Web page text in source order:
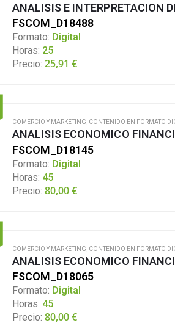
ANALISIS E INTERPRETACION
FSCOM_D18488
Formato: Digital
Horas: 25
Precio: 25,91€
COMERCIO Y MARKETING CONTENIDO EN FORMATO
ANALISIS ECONOMICO
FSCOM_D18145
Formato: Digital
Horas: 45
Precio: 80,00€
COMERCIO Y MARKETING CONTENIDO EN FORMATO
ANALISIS ECONOMICO
FSCOM_D18065
Formato: Digital
Horas: 45
Precio: 80,00€